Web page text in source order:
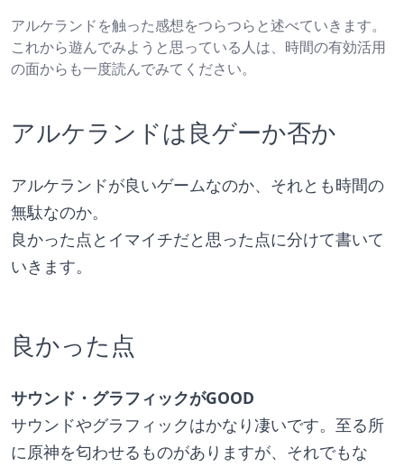
アルケランドを触った感想をつらつらと述べていきます。
これから遊んでみようと思っている人は、時間の有効活用
の面からも一度読んでみてください。
アルケランドは良ゲーか否か
アルケランドが良いゲームなのか、それとも時間の
無駄なのか。
良かった点とイマイチだと思った点に分けて書いて
いきます。
良かった点
サウンド・グラフィックがGOOD
サウンドやグラフィックはかなり凄いです。至る所
に原神を匂わせるものがありますが、それでもな